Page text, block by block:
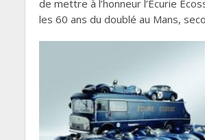
de mettre à l’honneur l’Ecurie
les 60 ans du doublé au Mans,